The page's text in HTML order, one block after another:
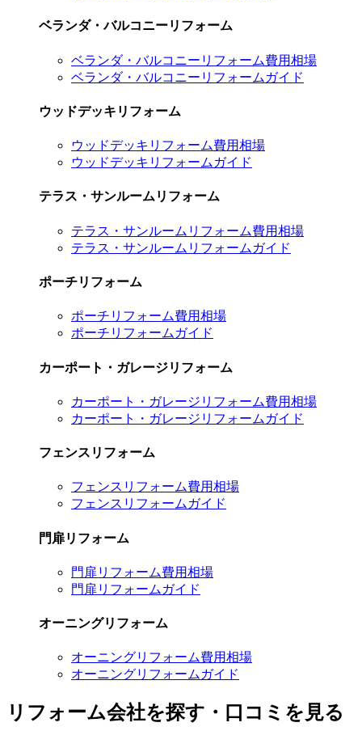
ベランダ・バルコニーリフォーム
ベランダ・バルコニーリフォーム費用相場
ベランダ・バルコニーリフォームガイド
ウッドデッキリフォーム
ウッドデッキリフォーム費用相場
ウッドデッキリフォームガイド
テラス・サンルームリフォーム
テラス・サンルームリフォーム費用相場
テラス・サンルームリフォームガイド
ポーチリフォーム
ポーチリフォーム費用相場
ポーチリフォームガイド
カーポート・ガレージリフォーム
カーポート・ガレージリフォーム費用相場
カーポート・ガレージリフォームガイド
フェンスリフォーム
フェンスリフォーム費用相場
フェンスリフォームガイド
門扉リフォーム
門扉リフォーム費用相場
門扉リフォームガイド
オーニングリフォーム
オーニングリフォーム費用相場
オーニングリフォームガイド
リフォーム会社を探す・口コミを見る